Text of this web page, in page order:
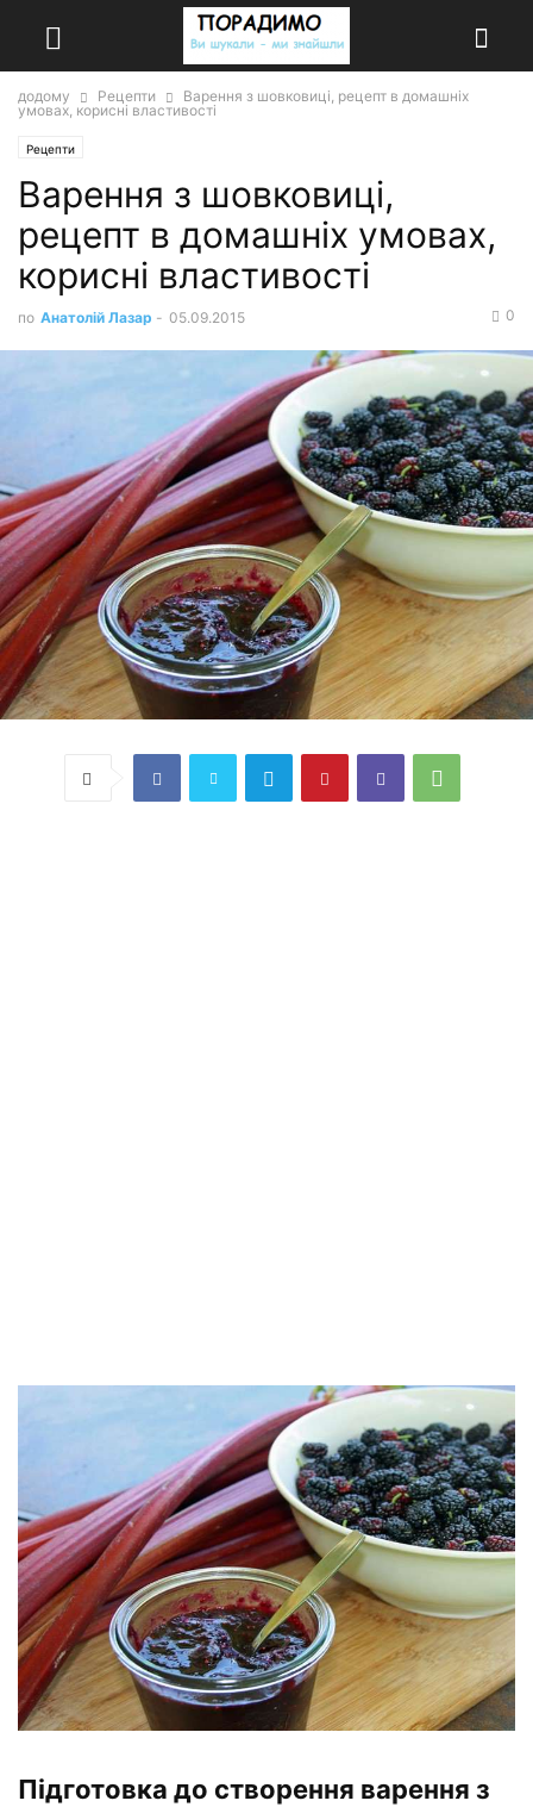
додому Рецепти
Варення з шовковиці, рецепт в домашніх
умовах, корисні властивості
Рецепти
Варення з шовковиці,
рецепт в домашніх умовах,
корисні властивості
по Анатолій Лазар - 05.09.2015 0
Підготовка до створення варення з